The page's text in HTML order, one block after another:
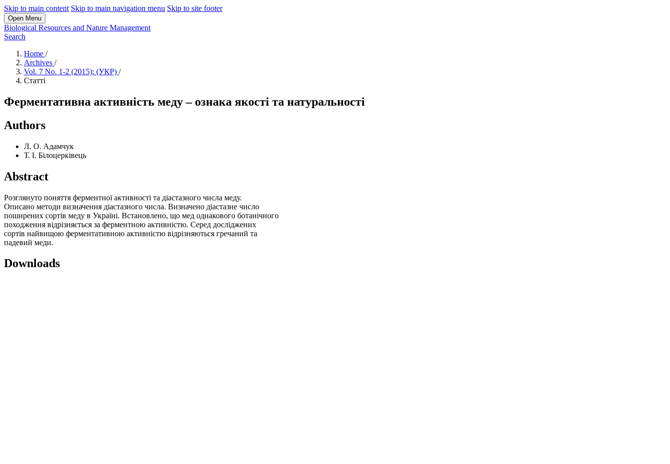
Skip to main content Skip to main navigation menu Skip to site footer
Open Menu
Biological Resources and Nature Management
Search
Home /
Archives /
Vol. 7 No. 1-2 (2015): (УКР) /
Статті
Ферментативна активність меду – ознака якості та натуральності
Authors
Л. О. Адамчук
Т. І. Білоцерківець
Abstract
Розглянуто поняття ферментної активності та діастазного числа меду.
Описано методи визначення діастазного числа. Визначено діастазне число
поширених сортів меду в Україні. Встановлено, що мед однакового ботанічного
походження відрізняється за ферментною активністю. Серед досліджених
сортів найвищою ферментативною активністю відрізняються гречаний та
падевий меди.
Downloads